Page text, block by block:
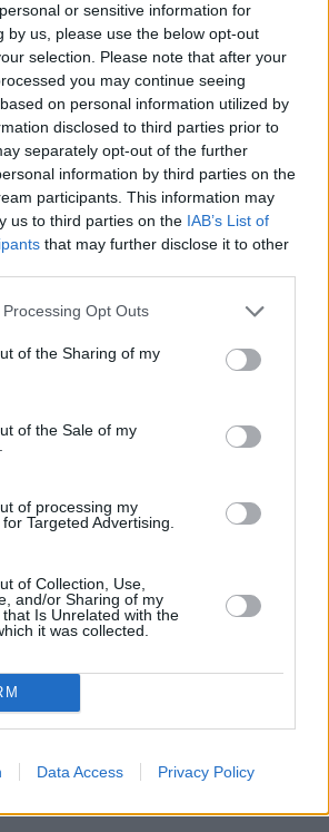
or sensitive information for
by us, please use the below opt-out
selection. Please note that after your
you may continue seeing
on personal information utilized by
disclosed to third parties prior to
separately opt-out of the further
information by third parties on the
participants. This information may
us to third parties on the IAB’s List of
that may further disclose it to other
Opt Outs
of the Sharing of my
of the Sale of my
of processing my
Targeted Advertising.
of Collection, Use,
and/or Sharing of my
Is Unrelated with the
it was collected.
Data Access Privacy Policy
Biergulasch
Kürbispuffer
Linguine in cremiger
(Gazpacho)